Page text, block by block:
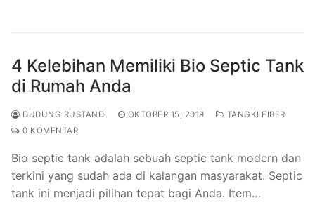
4 Kelebihan Memiliki Bio Septic Tank
di Rumah Anda
DUDUNG RUSTANDI OKTOBER 15, 2019
TANGKI FIBER
0 KOMENTAR
Bio septic tank adalah sebuah septic tank modern dan
terkini yang sudah ada di kalangan masyarakat. Septic
tank ini menjadi pilihan tepat bagi Anda. Item…